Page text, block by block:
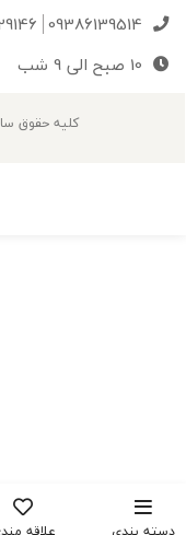
09386139514
10 صبح الی 9 شب
کلیه حقوق سایت